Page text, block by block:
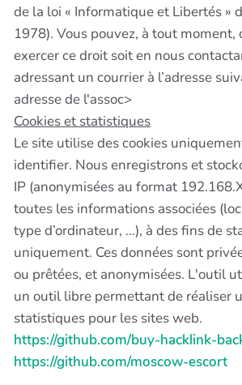
de la loi « Informatique et Libertés »
1978). Vous pouvez, à tout moment,
exercer ce droit soit en nous
adressant un courrier à l’adresse
adresse de l'assoc>
Cookies et statistiques
Le site utilise des cookies
identifier. Nous enregistrons et
IP (anonymisées au format
toutes les informations associées
type d’ordinateur, …), à des fins de
uniquement. Ces données sont
ou prêtées, et anonymisées. L'outil
un outil libre permettant de réaliser
statistiques pour les sites web.
https://github.com/buy-hacklink-
https://github.com/moscow-escort